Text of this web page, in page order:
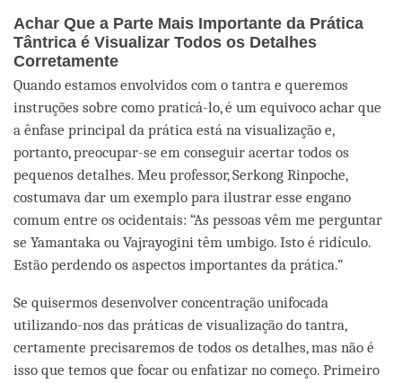
Achar Que a Parte Mais Importante da Prática
Tântrica é Visualizar Todos os Detalhes
Corretamente
Quando estamos envolvidos com o tantra e queremos
instruções sobre como praticá-lo, é um equivoco achar que
a ênfase principal da prática está na visualização e,
portanto, preocupar-se em conseguir acertar todos os
pequenos detalhes. Meu professor, Serkong Rinpoche,
costumava dar um exemplo para ilustrar esse engano
comum entre os ocidentais: “As pessoas vêm me perguntar
se Yamantaka ou Vajrayogini têm umbigo. Isto é ridículo.
Estão perdendo os aspectos importantes da prática.”
Se quisermos desenvolver concentração unifocada
utilizando-nos das práticas de visualização do tantra,
certamente precisaremos de todos os detalhes, mas não é
isso que temos que focar ou enfatizar no começo. Primeiro